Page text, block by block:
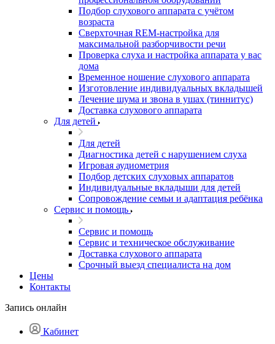
Подбор слухового аппарата с учётом
возраста
Сверхточная REM-настройка для
максимальной разборчивости речи
Проверка слуха и настройка аппарата у вас
дома
Временное ношение слухового аппарата
Изготовление индивидуальных вкладышей
Лечение шума и звона в ушах (тиннитус)
Доставка слухового аппарата
Для детей
Для детей
Диагностика детей с нарушением слуха
Игровая аудиометрия
Подбор детских слуховых аппаратов
Индивидуальные вкладыши для детей
Сопровождение семьи и адаптация ребёнка
Сервис и помощь
Сервис и помощь
Сервис и техническое обслуживание
Доставка слухового аппарата
Срочный выезд специалиста на дом
Цены
Контакты
Запись онлайн
Кабинет